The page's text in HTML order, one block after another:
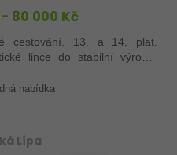
80 000 Kč
cestování. 13. a 14. plat.
lince do stabilní výrobní
nabídka
Lípa